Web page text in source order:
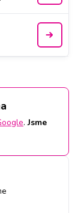
.Jsme